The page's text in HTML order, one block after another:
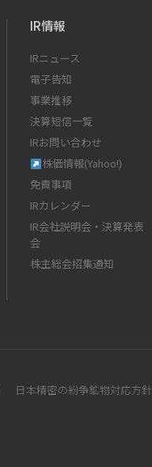
IR情報
IRニュース
電子告知
事業推移
決算短信一覧
IRお問い合わせ
株価情報(Yahoo!)
免責事項
IRカレンダー
IR会社説明会・決算発表
会
株主総会招集通知
日本精密の紛争鉱物対応方針